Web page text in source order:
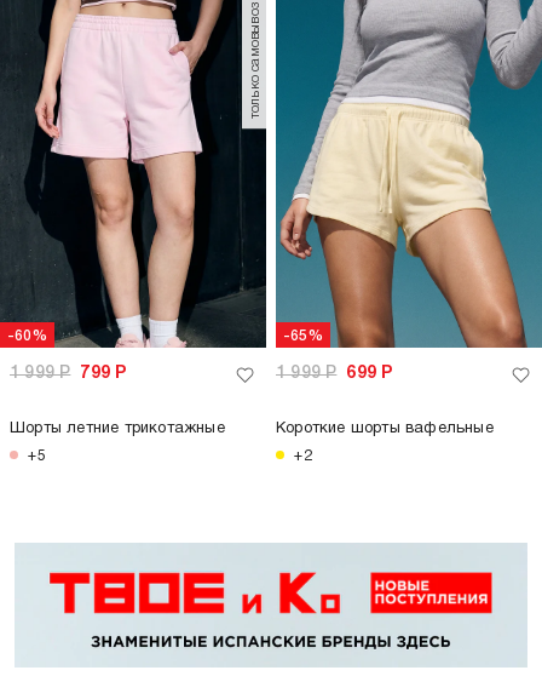
-60%
только самовывоз
1 999Р 799 Р
Шорты летние трикотажные
+5
-65%
1 999Р 699 Р
Короткие шорты вафельные
+2